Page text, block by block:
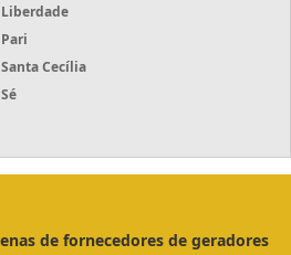
Liberdade
Pari
Santa Cecília
Sé
de fornecedores de geradores